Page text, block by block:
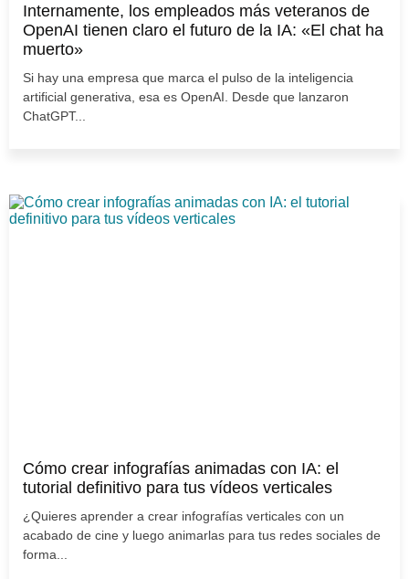
Internamente, los empleados más veteranos de
OpenAI tienen claro el futuro de la IA: «El chat ha
muerto»
Si hay una empresa que marca el pulso de la inteligencia
artificial generativa, esa es OpenAI. Desde que lanzaron
ChatGPT...
Cómo crear infografías animadas con IA: el
tutorial definitivo para tus vídeos verticales
¿Quieres aprender a crear infografías verticales con un
acabado de cine y luego animarlas para tus redes sociales de
forma...